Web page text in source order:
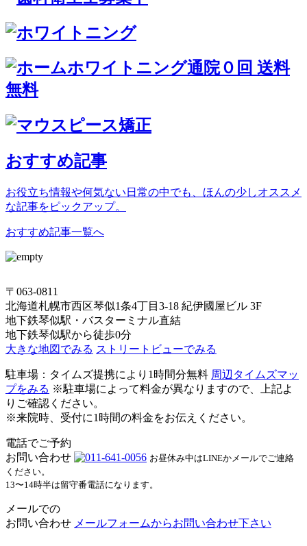
おすすめ記事
お役立ち情報や何気ない日常の中でも、ほんの少しオススメ
な記事をピックアップ。
おすすめ記事一覧へ
〒063-0811
北海道札幌市西区琴似1条4丁目3-18 紀伊國屋ビル 3F
地下鉄琴似駅・バスターミナル直結
地下鉄琴似駅から徒歩0分
大きな地図でみる ストリートビューでみる
駐車場：タイムズ提携により1時間分無料 周辺タイムズマッ
プをみる ※駐車場によって料金が異なりますので、上記よ
りご確認ください。
※来院時、受付に1時間の料金をお伝えください。
電話でご予約
お問い合わせ
お昼休み中はLINEかメールでご連絡
ください。
13〜14時半は留守番電話になります。
メールでの
お問い合わせ メールフォームからお問い合わせ下さい